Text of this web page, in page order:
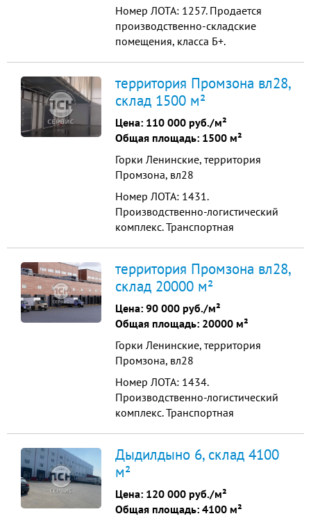
Номер ЛОТА: 1257. Продается
производственно-складские
помещения, класса Б+.
транспортная доступность, всего
20 км от МКАД. Характеристики:
Высота потолка 9 м (рабочая) Шаг
колонн 18х24 Ворота на уровне
Нагрузка от ...
территория Промзона вл28,
склад 1500 м²
Цена: 110 000 руб./м²
Общая площадь: 1500 м²
Горки Ленинские, территория
Промзона, вл28
Номер ЛОТА: 1431.
Производственно-логистический
комплекс. Транспортная
МКАД - 9 км. Остановка
общественного транспорта в
непосредственной близости от
объекта. Парковка для грузового и
модули площадью 1500 м2.
Просторн...
территория Промзона вл28,
склад 20000 м²
Цена: 90 000 руб./м²
Общая площадь: 20000 м²
Горки Ленинские, территория
Промзона, вл28
Номер ЛОТА: 1434.
Производственно-логистический
комплекс. Транспортная
МКАД - 9 км. Остановка
общественного транспорта в
непосредственной близости от
объекта. Парковка для грузового и
Дыдилдыно 6, склад 4100
м²
Цена: 120 000 руб./м²
Общая площадь: 4100 м²